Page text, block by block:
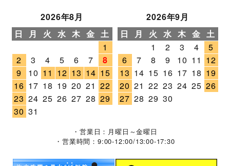
2026年8月
日
月 火 水 木 金 土
1
2
3 4 5 6 7
8
9
10 11 12 13 14 15
16 17 18 19 20 21 22
23 24 25 26 27 28 29
30 31
2026年9月
日
月 火 水 木 金 土
1
2 3 4
5
6
7 8 9 10 11 12
13 14 15 16 17 18 19
20 21 22 23 24 25 26
27 28 29 30
・営業日：月曜日～金曜日
・営業時間：9:00-12:00/13:00-17:30